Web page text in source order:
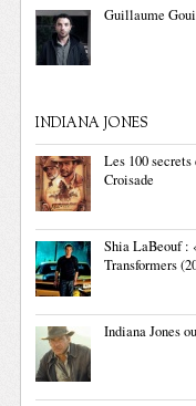
Guillaume
INDIANA JONES
Les 100
Croisade
Shia LaBeouf :
Transformers
Indiana Jones